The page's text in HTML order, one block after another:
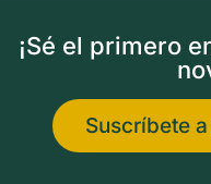
¡Sé el primero
Suscríbete